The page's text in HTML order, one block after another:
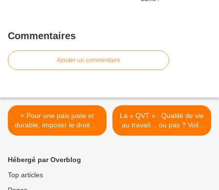
Commentaires
Ajouter un commentaire
< Pour une paix juste et
durable, imposer le droit en
Palestine et en Israël, faire
coloniales
La « QVT » : Qualité de vie
au travail… ou pas ? Voilà
la QVT sauce ‘Hidalgo’…
Hébergé par Overblog
Top articles